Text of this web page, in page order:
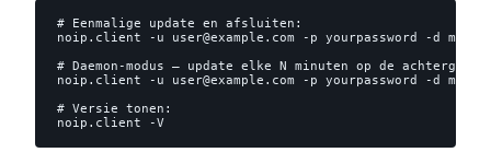
# Eenmalige update en afsluiten:
noip.client -u user@example.com -p yourpassword -d
# Daemon-modus — update elke N minuten op de
noip.client -u user@example.com -p yourpassword -d
# Versie tonen:
noip.client -V